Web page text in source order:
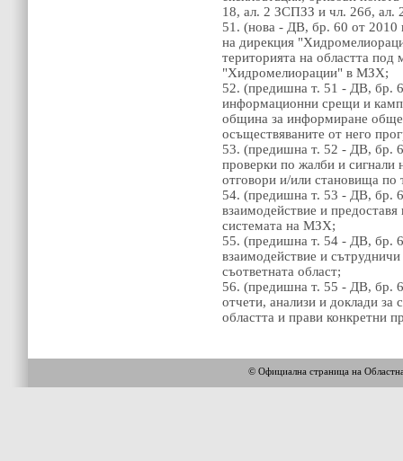
18, ал. 2 ЗСПЗЗ и чл. 26б,
51. (нова - ДВ, бр. 60 от 2010
на дирекция
територията на областта под
"Хидромелиорации" в МЗХ;
52. (предишна т. 51 - ДВ, бр.
информационни срещи и
община за информиране
осъществяваните от него
53. (предишна т. 52 - ДВ, бр.
проверки по жалби и сигнали
отговори и/или становища по
54. (предишна т. 53 - ДВ, бр.
взаимодействие и
системата на МЗХ;
55. (предишна т. 54 - ДВ, бр.
взаимодействие и
съответната област;
56. (предишна т. 55 - ДВ, бр.
отчети, анализи и доклади за
областта и прави конкретни
© Официална страница на